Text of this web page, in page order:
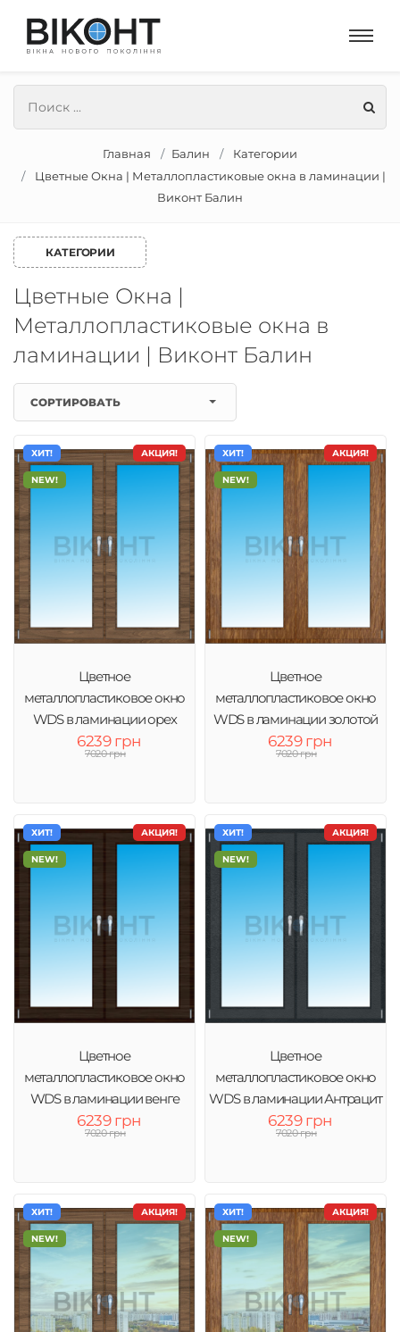
Главная Балин
Категории
Цветные Окна | Металлопластиковые окна в ламинации |
Виконт Балин
КАТЕГОРИИ
Цветные Окна |
Металлопластиковые окна в
ламинации | Виконт Балин
СОРТИРОВАТЬ
АКЦИЯ!
ХИТ!
NEW!
Цветное
металлопластиковое окно
WDS в ламинации орех
6239 грн
7020 грн
АКЦИЯ!
ХИТ!
NEW!
Цветное
металлопластиковое окно
WDS в ламинации золотой
дуб
6239 грн
7020 грн
АКЦИЯ!
ХИТ!
NEW!
Цветное
металлопластиковое окно
WDS в ламинации венге
6239 грн
7020 грн
АКЦИЯ!
ХИТ!
NEW!
Цветное
металлопластиковое окно
WDS в ламинации Антрацит
6239 грн
7020 грн
АКЦИЯ!
ХИТ!
NEW!
АКЦИЯ!
ХИТ!
NEW!